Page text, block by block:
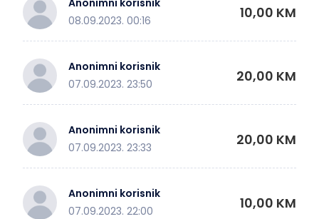
Anonimni korisnik
08.09.2023. 00:16
10,00 KM
Anonimni korisnik
07.09.2023. 23:50
20,00 KM
Anonimni korisnik
07.09.2023. 23:33
20,00 KM
Anonimni korisnik
07.09.2023. 22:00
10,00 KM